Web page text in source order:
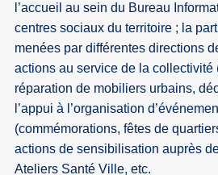
l’accueil au sein du Bureau
centres sociaux du territoire ; la
menées par différentes directions
actions au service de la collectivité
réparation de mobiliers urbains,
l’appui à l’organisation
(commémorations, fêtes de
actions de sensibilisation auprès
Ateliers Santé Ville, etc.